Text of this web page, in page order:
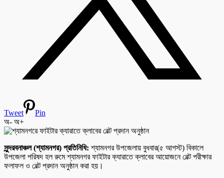
Tweet
Pin
অ- অ+
সুন্দরবনাঞ্চল (শ্যামনগর) প্রতিনিধি: শ্যামনগর উপজেলায় বুধবার(৫ আগস্ট) বিকালে
উপজেলা পরিষদ হল রুমে শ্যামনগর ফাইটার ক্যারাতে ক্লাবের আয়োজনে বেল্ট পরীক্ষার
ফলাফল ও বেল্ট প্রদান অনুষ্ঠান করা হয়।